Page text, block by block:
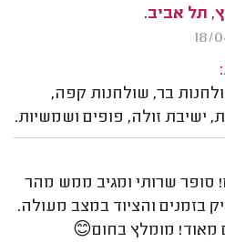
תל אביב.
בר, שולחנות קפה,
ישיבת זולה, פופים ושמשיות.
סופר שרותי ומגיב ממש מהר
בזמנים והציוד במצב מעולה.
מאוד! מומלץ בחום😊